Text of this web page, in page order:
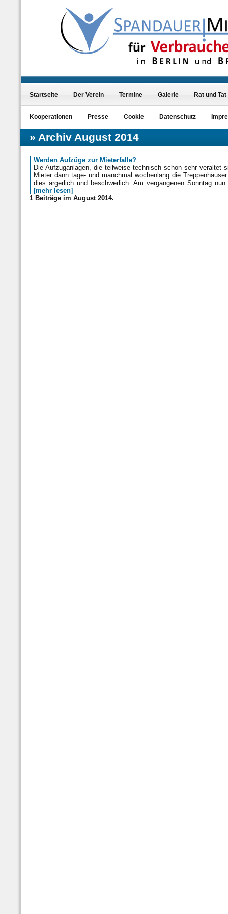
Startseite Der Verein Termine Galerie Rat und Tat
Kooperationen Presse Cookie Datenschutz
Archiv August 2014
Werden Aufzüge zur Mieterfalle?
Die Aufzuganlagen, die teilweise technisch schon sehr
Mieter dann tage- und manchmal wochenlang die
dies ärgerlich und beschwerlich. Am vergangenen Sonntag
[mehr lesen]
1 Beiträge im August 2014.